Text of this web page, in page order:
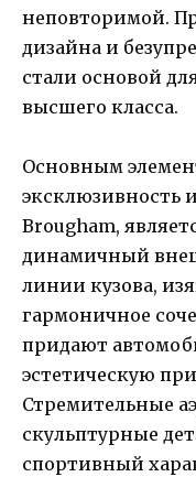
неповторимой.
дизайна и
стали основой
высшего класса.
Основным
эксклюзивность
Brougham,
динамичный
линии кузова,
гармоничное
придают
эстетическую
Стремительные
скульптурные
спортивный